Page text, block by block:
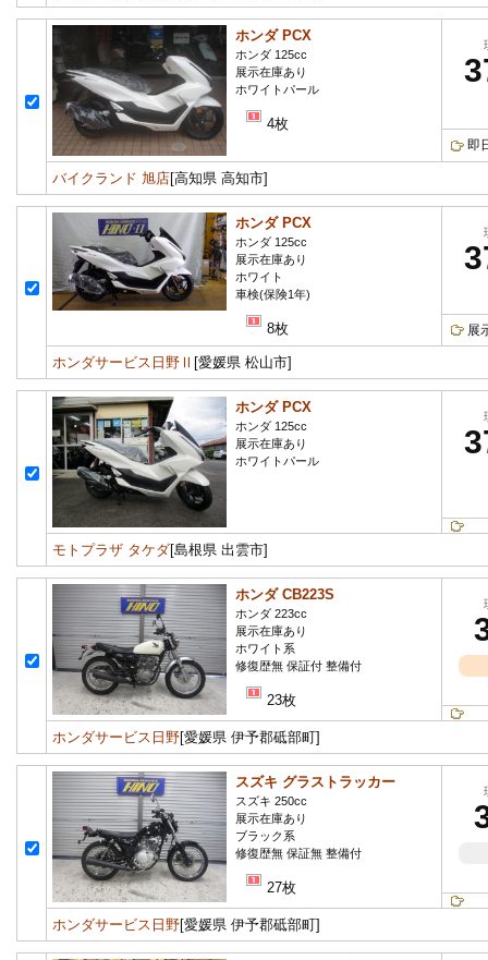
ホンダ PCX
ホンダ 125cc
展示在庫あり
ホワイトパール
4枚
即
バイクランド 旭店[高知県 高知市]
ホンダ PCX
ホンダ 125cc
展示在庫あり
ホワイト
車検(保険1年)
8枚 展
ホンダサービス日野Ⅱ [愛媛県 松山市]
ホンダ PCX
ホンダ 125cc
展示在庫あり
ホワイトパール
モトプラザ タケダ[島根県 出雲市]
ホンダ CB223S
ホンダ 223cc
展示在庫あり
ホワイト系
修復歴無 保証付 整備付
23枚
ホンダサービス日野[愛媛県 伊予郡砥部町]
スズキ グラストラッカー
スズキ 250cc
展示在庫あり
ブラック系
修復歴無 保証無 整備付
27枚
ホンダサービス日野[愛媛県 伊予郡砥部町]